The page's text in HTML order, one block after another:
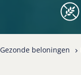
Gezonde beloningen